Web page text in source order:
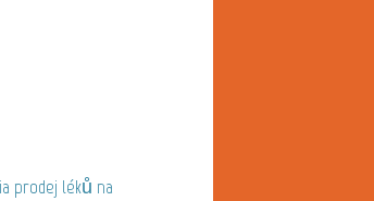
prodej léků na